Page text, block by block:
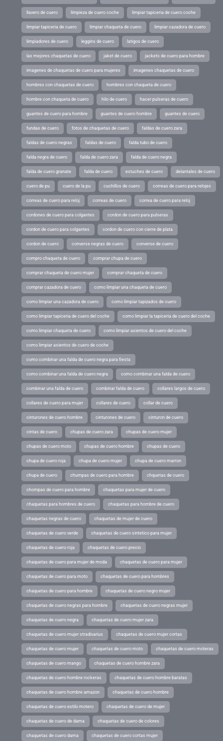
llavero de cuero limpieza de cuero coche limpiar tapiceria de cuero coche
limpiar tapiceria de cuero limpiar chaqueta de cuero limpiar cazadora de cuero
limpiadores de cuero leggins de cuero latigos de cuero
las mejores chaquetas de cuero jaket de cuero jackets de cuero para hombre
imagenes de chaquetas de cuero para mujeres imagenes chaquetas de cuero
hombres con chaquetas de cuero hombres con chaqueta de cuero
hombre con chaqueta de cuero hilo de cuero hacer pulseras de cuero
guantes de cuero para hombre guantes de cuero hombre guantes de cuero
fundas de cuero fotos de chaquetas de cuero faldas de cuero zara
faldas de cuero negras faldas de cuero falda tubo de cuero
falda negra de cuero falda de cuero zara falda de cuero negra
falda de cuero granate falda de cuero estuches de cuero delantales de cuero
cuero de pu cuero de la pu cuchillos de cuero correas de cuero para relojes
correas de cuero para reloj correas de cuero correa de cuero para reloj
cordones de cuero para colgantes cordon de cuero para pulseras
cordon de cuero para colgantes cordon de cuero con cierre de plata
cordon de cuero converse negras de cuero converse de cuero
compro chaqueta de cuero comprar chupa de cuero
comprar chaqueta de cuero mujer comprar chaqueta de cuero
comprar cazadora de cuero como limpiar una chaqueta de cuero
como limpiar una cazadora de cuero como limpiar tapizados de cuero
como limpiar tapiceria de cuero del coche como limpiar la tapiceria de cuero del coche
como limpiar chaqueta de cuero como limpiar asientos de cuero del coche
como limpiar asientos de cuero de coche
como combinar una falda de cuero negra para fiesta
como combinar una falda de cuero negra como combinar una falda de cuero
combinar una falda de cuero combinar falda de cuero collares largos de cuero
collares de cuero para mujer collares de cuero collar de cuero
cinturones de cuero hombre cinturones de cuero cinturon de cuero
cintas de cuero chupas de cuero zara chupas de cuero mujer
chupas de cuero moto chupas de cuero hombre chupas de cuero
chupa de cuero roja chupa de cuero mujer chupa de cuero marron
chupa de cuero chumpas de cuero para hombre chquetas de cuero
chompas de cuero para hombre chaquetas para mujer de cuero
chaquetas para hombres de cuero chaquetas para hombre de cuero
chaquetas negras de cuero chaquetas de mujer de cuero
chaquetas de cuero verde chaquetas de cuero sintetico para mujer
chaquetas de cuero roja chaquetas de cuero precio
chaquetas de cuero para mujer de moda chaquetas de cuero para mujer
chaquetas de cuero para moto chaquetas de cuero para hombres
chaquetas de cuero para hombre chaquetas de cuero negro mujer
chaquetas de cuero negras para hombre chaquetas de cuero negras mujer
chaquetas de cuero negra chaquetas de cuero mujer zara
chaquetas de cuero mujer stradivarius chaquetas de cuero mujer cortas
chaquetas de cuero mujer chaquetas de cuero moto chaquetas de cuero moteras
chaquetas de cuero mango chaquetas de cuero hombre zara
chaquetas de cuero hombre rockeras chaquetas de cuero hombre baratas
chaquetas de cuero hombre amazon chaquetas de cuero hombre
chaquetas de cuero estilo motero chaquetas de cuero de mujer
chaquetas de cuero de dama chaquetas de cuero de colores
chaquetas de cuero dama chaquetas de cuero cortas mujer